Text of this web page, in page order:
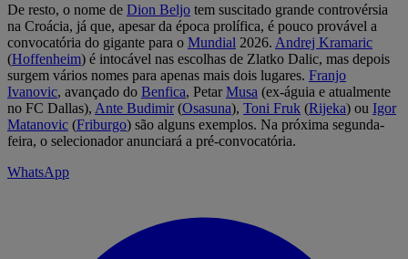
De resto, o nome de Dion Beljo tem suscitado grande controvérsia
na Croácia, já que, apesar da época prolífica, é pouco provável a
convocatória do gigante para o Mundial 2026. Andrej Kramaric
(Hoffenheim) é intocável nas escolhas de Zlatko Dalic, mas depois
surgem vários nomes para apenas mais dois lugares. Franjo
Ivanovic, avançado do Benfica, PetarMusa (ex-águia e atualmente
no FC Dallas), Ante Budimir(Osasuna), Toni Fruk (Rijeka) ou Igor
Matanovic (Friburgo) são alguns exemplos. Na próxima segunda-
feira, o selecionador anunciará a pré-convocatória.
WhatsApp